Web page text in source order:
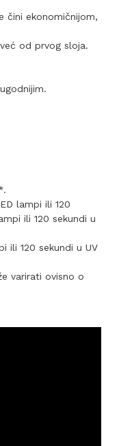
čini ekonomičnijom,
od prvog sloja.
lampi ili 120
ili 120 sekundi u
ili 120 sekundi u UV
varirati ovisno o